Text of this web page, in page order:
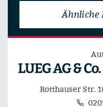
Ähnliche
LUEG AG &
Rotthauser Str.